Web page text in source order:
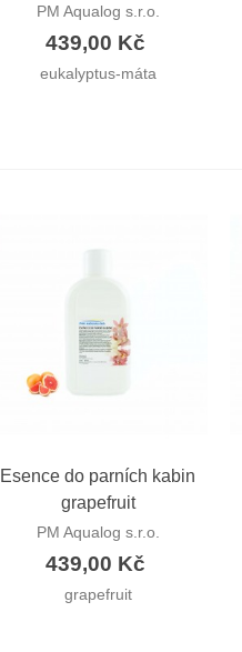
PM Aqualog s.r.o.
439,00 Kč
eukalyptus-máta
Rychlý náhled
Esence do parních kabin
grapefruit
PM Aqualog s.r.o.
439,00 Kč
grapefruit